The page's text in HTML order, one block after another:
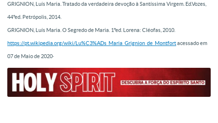
GRIGNION, Luís Maria. Tratado da verdadeira devoção à Santíssima Virgem. Ed.Vozes,
44ºed. Petrópolis, 2014.
GRIGNION, Luís Maria. O Segredo de Maria. 1ºed. Lorena: Cléofas, 2010.
https://pt.wikipedia.org/wiki/Lu%C3%ADs_Maria_Grignion_de_Montfortacessado em
07 de Maio de 2020